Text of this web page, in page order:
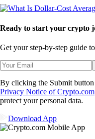
Ready to start your crypto
Get your step-by-step guide
By clicking the Submit
Privacy Notice of Crypto.com
protect your personal data.
Download App